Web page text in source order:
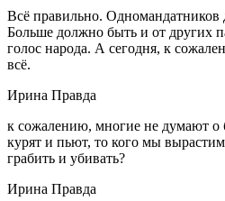
Всё правильно.
Больше должно быть и от других
голос народа. А сегодня, к
всё.
Ирина Правда
к сожалению, многие не думают о
курят и пьют, то кого мы
грабить и убивать?
Ирина Правда